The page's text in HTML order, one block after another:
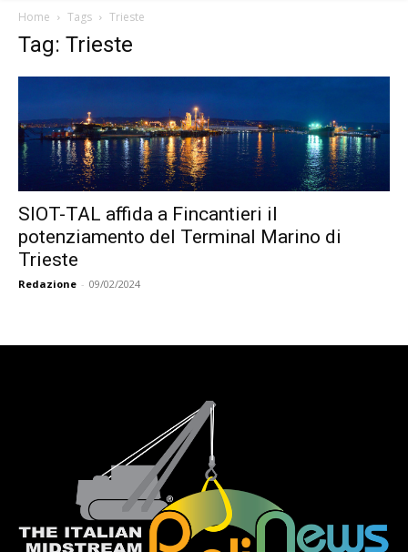
Home Tags Trieste
Tag: Trieste
SIOT-TAL affida a Fincantieri il
potenziamento del Terminal Marino di
Trieste
Redazione - 09/02/2024